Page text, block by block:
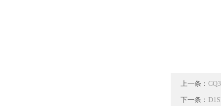
上一条：
下一条：